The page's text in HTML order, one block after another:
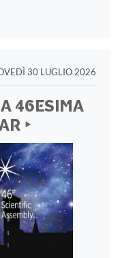
30 LUGLIO 2026
46ESIMA
‣